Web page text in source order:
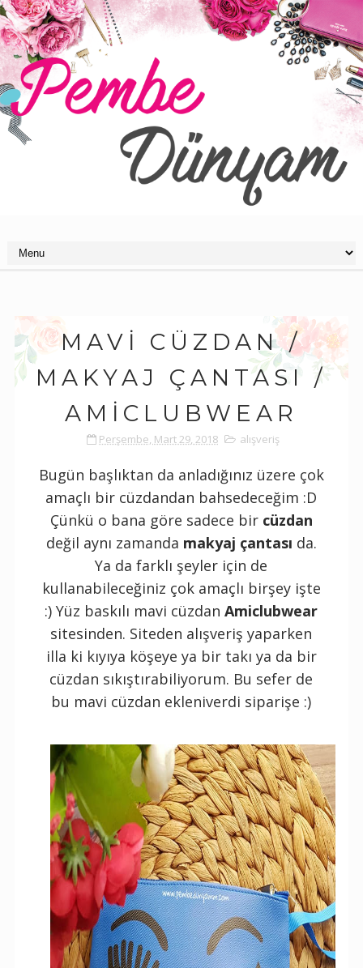
MAVI CÜZDAN /
MAKYAJ ÇANTASI /
AMICLUBWEAR
Perşembe, Mart 29, 2018 alışveriş
Bugün başlıktan da anladığınız üzere çok
amaçlı bir cüzdandan bahsedeceğim :D
Çünkü o bana göre sadece bir cüzdan
değil aynı zamanda makyaj çantası da.
Ya da farklı şeyler için de
kullanabileceğiniz çok amaçlı birşey işte
:) Yüz baskılı mavi cüzdanAmiclubwear
sitesinden. Siteden alışveriş yaparken
illa ki kıyıya köşeye ya bir takı ya da bir
cüzdan sıkıştırabiliyorum. Bu sefer de
bu mavi cüzdan ekleniverdi siparişe :)